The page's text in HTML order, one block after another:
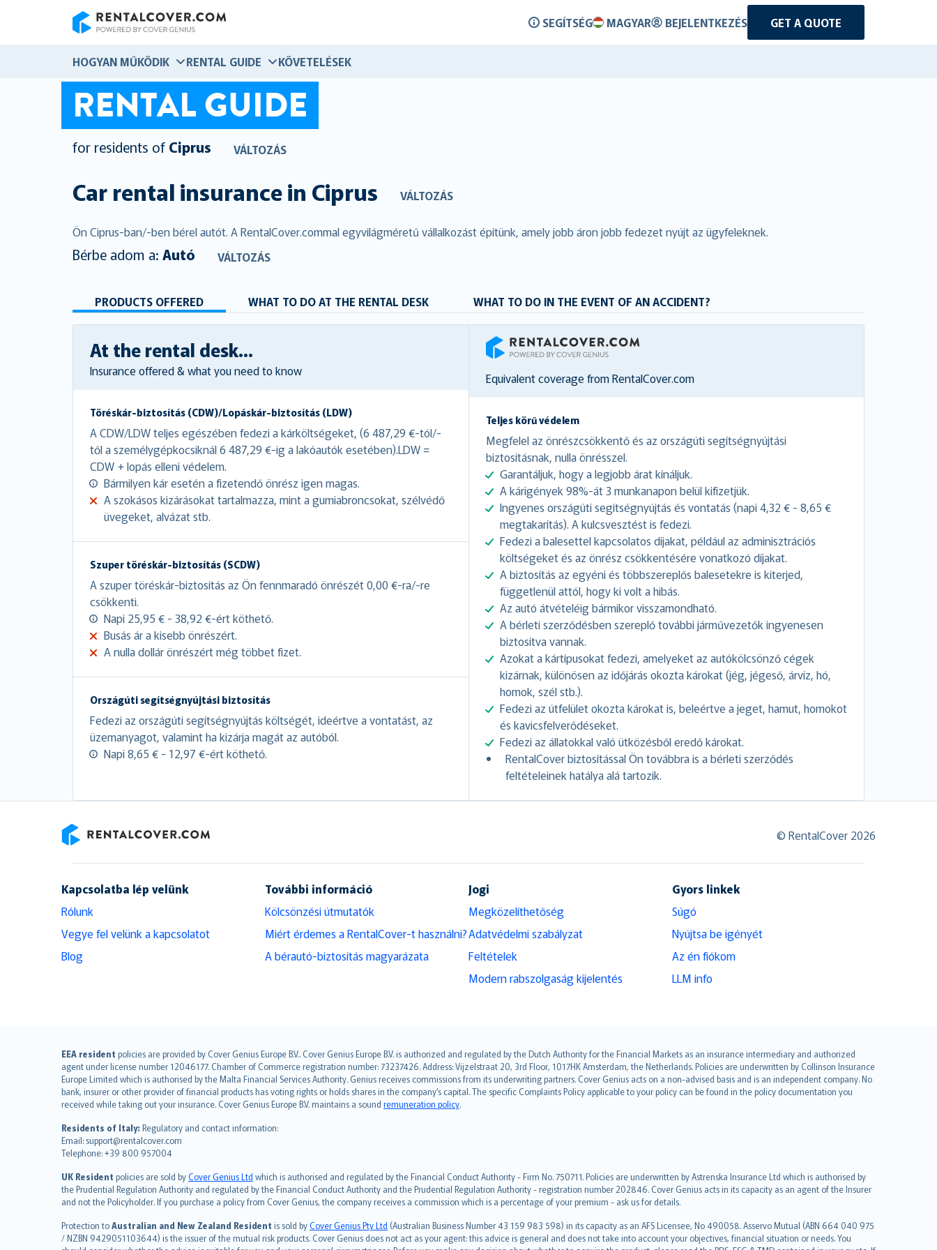
SEGÍTSÉG MAGYAR BEJELENTKEZÉS GET A QUOTE
HOGYAN MŰKÖDIK RENTAL GUIDE KÖVETELÉSEK
RENTAL GUIDE
for residents of Ciprus VÁLTOZÁS
Car rental insurance in Ciprus VÁLTOZÁS
Ön Ciprus-ban/-ben bérel autót. A RentalCover.commal egyvilágméretű vállalkozást építünk, amely jobb áron jobb fedezet nyújt az ügyfeleknek.
Bérbe adom a: Autó VÁLTOZÁS
PRODUCTS OFFERED WHAT TO DO AT THE RENTAL DESK WHAT TO DO IN THE EVENT OF AN ACCIDENT?
At the rental desk...
Insurance offered & what you need to know
Töréskár-biztosítás (CDW)/Lopáskár-biztosítás (LDW)
A CDW/LDW teljes egészében fedezi a kárköltségeket, (6 487,29 €-tól/-
től a személygépkocsiknál 6 487,29 €-ig a lakóautók esetében).LDW =
CDW + lopás elleni védelem.
Bármilyen kár esetén a fizetendő önrész igen magas.
A szokásos kizárásokat tartalmazza, mint a gumiabroncsokat, szélvédő
üvegeket, alvázat stb.
Szuper töréskár-biztosítás (SCDW)
A szuper töréskár-biztosítás az Ön fennmaradó önrészét 0,00 €-ra/-re
csökkenti.
Napi 25,95 € - 38,92 €-ért köthető.
Busás ár a kisebb önrészért.
A nulla dollár önrészért még többet fizet.
Országúti segítségnyújtási biztosítás
Fedezi az országúti segítségnyújtás költségét, ideértve a vontatást, az
üzemanyagot, valamint ha kizárja magát az autóból.
Napi 8,65 € - 12,97 €-ért köthető.
RentalCover
Equivalent coverage from RentalCover.com
Teljes körű védelem
Megfelel az önrészcsökkentő és az országúti segítségnyújtási
biztosításnak, nulla önrésszel.
Garantáljuk, hogy a legjobb árat kínáljuk.
A kárigények 98%-át 3 munkanapon belül kifizetjük.
Ingyenes országúti segítségnyújtás és vontatás (napi 4,32 € - 8,65 €
megtakarítás). A kulcsvesztést is fedezi.
Fedezi a balesettel kapcsolatos díjakat, például az adminisztrációs
költségeket és az önrész csökkentésére vonatkozó díjakat.
A biztosítás az egyéni és többszereplős balesetekre is kiterjed,
függetlenül attól, hogy ki volt a hibás.
Az autó átvételéig bármikor visszamondható.
A bérleti szerződésben szereplő további járművezetők ingyenesen
biztosítva vannak.
Azokat a kártípusokat fedezi, amelyeket az autókölcsönző cégek
kizárnak, különösen az időjárás okozta károkat (jég, jégeső, árvíz, hó,
homok, szél stb.).
Fedezi az útfelület okozta károkat is, beleértve a jeget, hamut, homokot
és kavicsfelverődéseket.
Fedezi az állatokkal való ütközésből eredő károkat.
RentalCover biztosítással Ön továbbra is a bérleti szerződés
feltételeinek hatálya alá tartozik.
© RentalCover 2026
Kapcsolatba lép velünk
Rólunk
Vegye fel velünk a kapcsolatot
Blog
További információ
Kölcsönzési útmutatók
Miért érdemes a RentalCover-t használni?
A bérautó-biztosítás magyarázata
Jogi
Megközelíthetőség
Adatvédelmi szabályzat
Feltételek
Modern rabszolgaság kijelentés
Gyors linkek
Súgó
Nyújtsa be igényét
Az én fiókom
LLM info
EEA resident policies are provided by Cover Genius Europe B.V.. Cover Genius Europe B.V. is authorized and regulated by the Dutch Authority for the Financial Markets as an insurance intermediary and authorized
agent under license number 12046177. Chamber of Commerce registration number: 73237426. Address: Vijzelstraat 20, 3rd Floor, 1017HK Amsterdam, the Netherlands. Policies are underwritten by Collinson Insurance
Europe Limited which is authorised by the Malta Financial Services Authority. Genius receives commissions from its underwriting partners. Cover Genius acts on a non-advised basis and is an independent company. No
bank, insurer or other provider of financial products has voting rights or holds shares in the company’s capital. The specific Complaints Policy applicable to your policy can be found in the policy documentation you
received while taking out your insurance. Cover Genius Europe B.V. maintains a sound remuneration policy.
Residents of Italy: Regulatory and contact information:
Email: support@rentalcover.com
Telephone: +39 800 957004
UK Resident policies are sold byCover Genius Ltd which is authorised and regulated by the Financial Conduct Authority - Firm No. 750711. Policies are underwritten by Astrenska Insurance Ltd which is authorised by
the Prudential Regulation Authority and regulated by the Financial Conduct Authority and the Prudential Regulation Authority - registration number 202846. Cover Genius acts in its capacity as an agent of the Insurer
and not the Policyholder. If you purchase a policy from Cover Genius, the company receives a commission which is a percentage of your premium - ask us for details.
Protection toAustralian and New Zealand Resident is sold byCover Genius Pty Ltd (Australian Business Number 43 159 983 598) in its capacity as an AFS Licensee, No 490058. Asservo Mutual (ABN 664 040 975
/ NZBN 9429051103644) is the issuer of the mutual risk products. Cover Genius does not act as your agent: this advice is general and does not take into account your objectives, financial situation or needs. You
English (UK)
English (US)
Deutsch
français
Nederlands
español
italiano
简体中文
繁體中文
Português
polski
עברית